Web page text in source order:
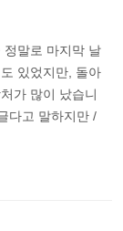
말로 마지막 날
있었지만, 돌아
가 많이 났습니
다고 말하지만 /